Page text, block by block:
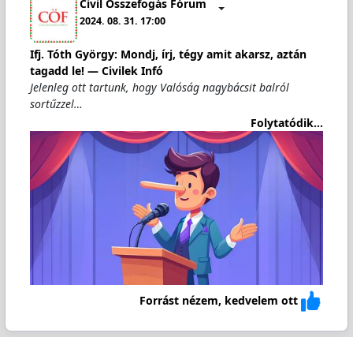
Civil Összefogás Fórum
2024. 08. 31. 17:00
Ifj. Tóth György: Mondj, írj, tégy amit akarsz, aztán
tagadd le! — Civilek Infó
Jelenleg ott tartunk, hogy Valóság nagybácsit balról
sortűzzel…
Folytatódik...
Forrást nézem, kedvelem ott